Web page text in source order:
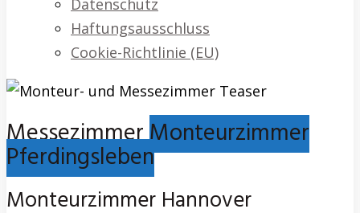
Datenschutz
Haftungsausschluss
Cookie-Richtlinie (EU)
MessezimmerMonteurzimmer
Pferdingsleben
Monteurzimmer Hannover